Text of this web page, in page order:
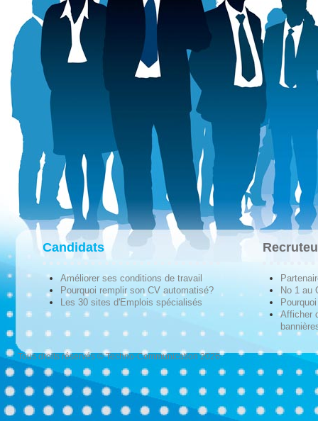
Candidats
Améliorer ses conditions de travail
Pourquoi remplir son CV automatisé?
Les 30 sites d'Emplois spécialisés
No 1 au
Afficher
Tous droits réservés © Techno-Communication 2026